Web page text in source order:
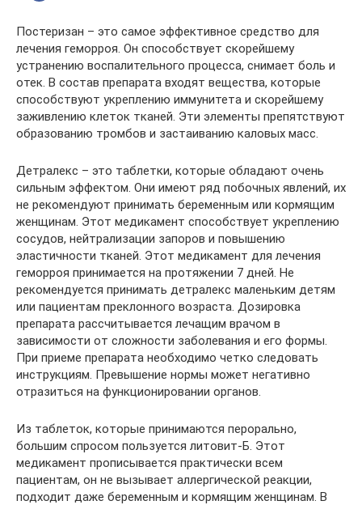
Постеризан – это самое эффективное средство для
лечения геморроя. Он способствует скорейшему
устранению воспалительного процесса, снимает боль и
отек. В состав препарата входят вещества, которые
способствуют укреплению иммунитета и скорейшему
заживлению клеток тканей. Эти элементы препятствуют
образованию тромбов и застаиванию каловых масс.
Детралекс – это таблетки, которые обладают очень
сильным эффектом. Они имеют ряд побочных явлений, их
не рекомендуют принимать беременным или кормящим
женщинам. Этот медикамент способствует укреплению
сосудов, нейтрализации запоров и повышению
эластичности тканей. Этот медикамент для лечения
геморроя принимается на протяжении 7 дней. Не
рекомендуется принимать детралекс маленьким детям
или пациентам преклонного возраста. Дозировка
препарата рассчитывается лечащим врачом в
зависимости от сложности заболевания и его формы.
При приеме препарата необходимо четко следовать
инструкциям. Превышение нормы может негативно
отразиться на функционировании органов.
Из таблеток, которые принимаются перорально,
большим спросом пользуется литовит-Б. Этот
медикамент прописывается практически всем
пациентам, он не вызывает аллергической реакции,
подходит даже беременным и кормящим женщинам. В